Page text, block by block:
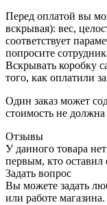
Перед оплатой вы
вскрывая): вес,
соответствует
попросите
Вскрывать коробку
того, как оплатили
Один заказ может
стоимость не
Отзывы
У данного товара
первым, кто оставил
Задать вопрос
Вы можете задать
или работе магазина.